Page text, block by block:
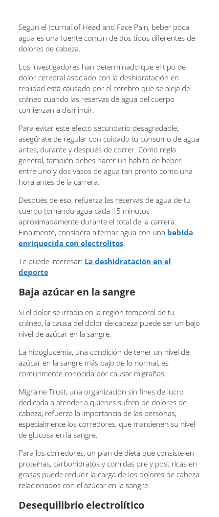
Según el Journal of Head and Face Pain, beber poca
agua es una fuente común de dos tipos diferentes de
dolores de cabeza.
Los investigadores han determinado que el tipo de
dolor cerebral asociado con la deshidratación en
realidad está causado por el cerebro que se aleja del
cráneo cuando las reservas de agua del cuerpo
comienzan a disminuir.
Para evitar este efecto secundario desagradable,
asegúrate de regular con cuidado tu consumo de agua
antes, durante y después de correr. Como regla
general, también debes hacer un hábito de beber
entre uno y dos vasos de agua tan pronto como una
hora antes de la carrera.
Después de eso, refuerza las reservas de agua de tu
cuerpo tomando agua cada 15 minutos
aproximadamente durante el total de la carrera.
Finalmente, considera alternar agua con una bebida
enriquecida con electrolitos.
Te puede interesar: La deshidratación en el
deporte
Baja azúcar en la sangre
Si el dolor se irradia en la región temporal de tu
cráneo, la causa del dolor de cabeza puede ser un bajo
nivel de azúcar en la sangre.
La hipoglucemia, una condición de tener un nivel de
azúcar en la sangre más bajo de lo normal, es
comúnmente conocida por causar migrañas.
Migraine Trust, una organización sin fines de lucro
dedicada a atender a quienes sufren de dolores de
cabeza, refuerza la importancia de las personas,
especialmente los corredores, que mantienen su nivel
de glucosa en la sangre.
Para los corredores, un plan de dieta que consiste en
proteínas, carbohidratos y comidas pre y post ricas en
grasas puede reducir la carga de los dolores de cabeza
relacionados con el azúcar en la sangre.
Desequilibrio electrolítico